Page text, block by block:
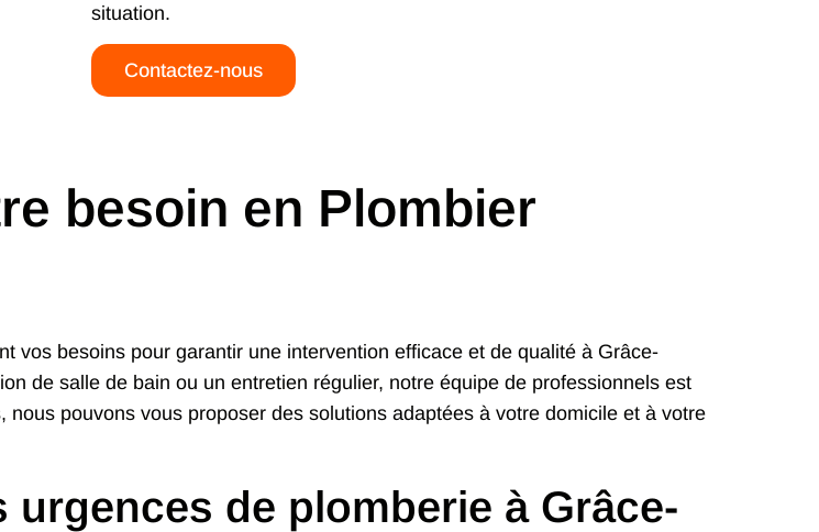
situation.
Contactez-nous
besoin en Plombier
vos besoins pour garantir une intervention efficace et de qualité à Grâce-
de salle de bain ou un entretien régulier, notre équipe de professionnels est
pouvons vous proposer des solutions adaptées à votre domicile et à votre
de plomberie à Grâce-